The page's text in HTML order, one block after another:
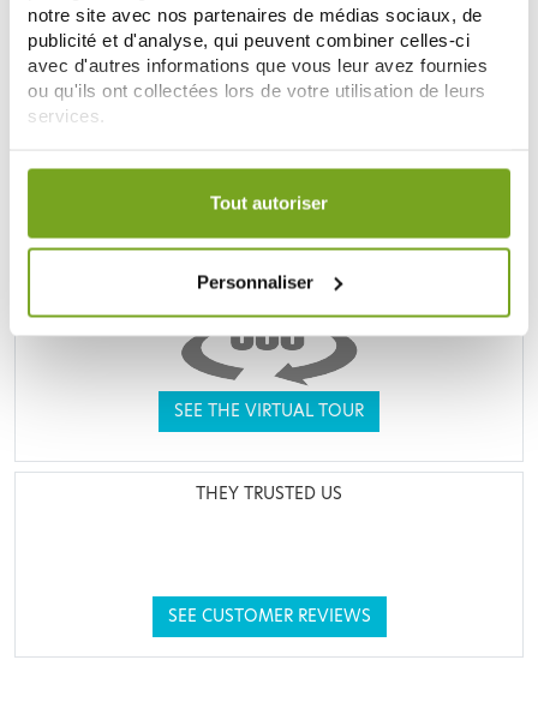
notre site avec nos partenaires de médias sociaux, de
publicité et d'analyse, qui peuvent combiner celles-ci
avec d'autres informations que vous leur avez fournies
ou qu'ils ont collectées lors de votre utilisation de leurs
services.
Votre choix de consentement est conservé pendant une
Tout autoriser
Personnaliser
UNE VRAIE PARAPHARMACIE
SEE THE VIRTUAL TOUR
THEY TRUSTED US
SEE CUSTOMER REVIEWS